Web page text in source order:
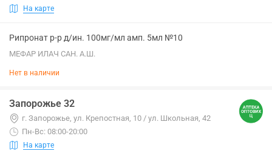
На карте
Рипронат р-р д/ин. 100мг/мл амп. 5мл №10
МЕФАР ИЛАЧ САН. А.Ш.
Нет в наличии
Запорожье 32
г. Запорожье, ул. Крепостная, 10 / ул. Школьная, 42
Пн-Вс: 08:00-20:00
На карте